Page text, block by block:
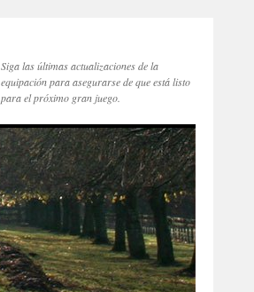
Siga las últimas actualizaciones de la
equipación para asegurarse de que está listo
para el próximo gran juego.